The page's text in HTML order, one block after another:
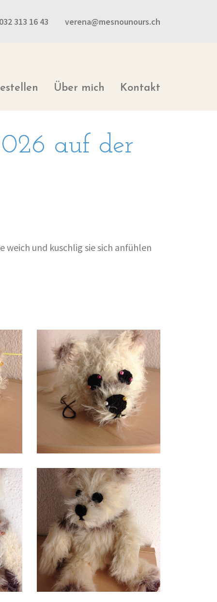
313 16 43 verena@mesnounours.ch
Über mich Kontakt
auf der
weich und kuschlig sie sich anfühlen